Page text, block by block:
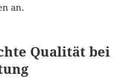
an.
Qualität bei